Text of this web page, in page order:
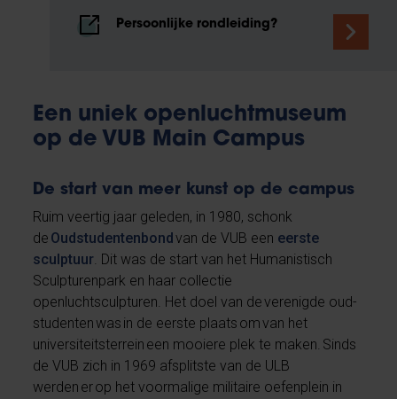
Persoonlijke rondleiding?
Een uniek openluchtmuseum
op de VUB Main Campus
De start van meer kunst op de campus
Ruim veertig jaar geleden, in 1980, schonk
de Oudstudentenbondvan de VUB een eerste
sculptuur. Dit was de start van het Humanistisch
Sculpturenpark en haar collectie
openluchtsculpturen. Het doel van de verenigde oud-
studenten was in de eerste plaats om van het
universiteitsterrein een mooiere plek te maken. Sinds
de VUB zich in 1969 afsplitste van de ULB
werden er op het voormalige militaire oefenplein in